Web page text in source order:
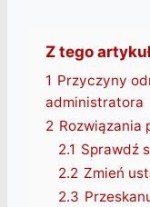
Z tego
1 Przyczyny
administratora
2 Rozwiązania
2.1 Sprawdź
2.2 Zmień
2.3